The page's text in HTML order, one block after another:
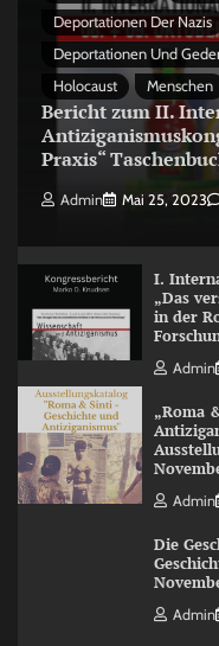
Deportationen Der Nazis
Deportationen Und
Holocaust
Menschen
Bericht zum II.
Praxis“
Admin Mai 25, 2023
I.
„Das
in der
Admin
„Roma
Admin
Die
Admin